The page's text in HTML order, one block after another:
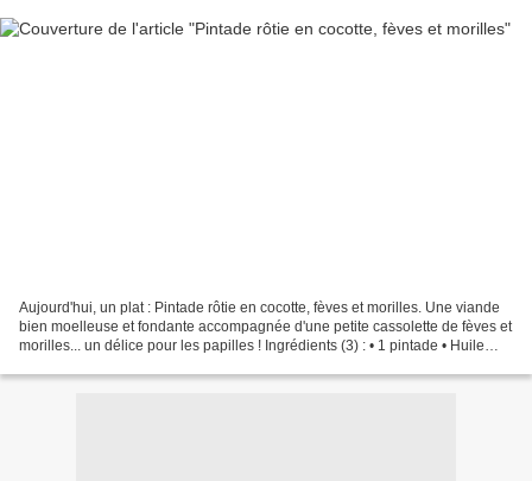
Aujourd'hui, un plat : Pintade rôtie en cocotte, fèves et morilles. Une viande
bien moelleuse et fondante accompagnée d'une petite cassolette de fèves et
morilles... un délice pour les papilles ! Ingrédients (3) : • 1 pintade • Huile